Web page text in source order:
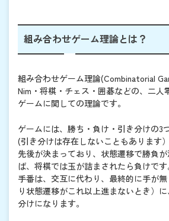
組み合わせゲーム理論とは？
組み合わせゲーム理論(Combinatorial
Nim・将棋・チェス・囲碁などの、二人
ゲームに関しての理論です。
ゲームには、勝ち・負け・引き分けの3
(引き分けは存在しないこともあります）
先後が決まっており、状態遷移で勝負
ば、将棋では玉が詰まされたら負けです
手番は、交互に代わり、最終的に手が
り状態遷移がこれ以上進まないとき）
分けになります。